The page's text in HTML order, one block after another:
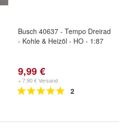
Busch 40637 - Tempo Dreirad
- Kohle & Heizöl - HO - 1:87
9,99 €
+ 7,90 € Versand
2